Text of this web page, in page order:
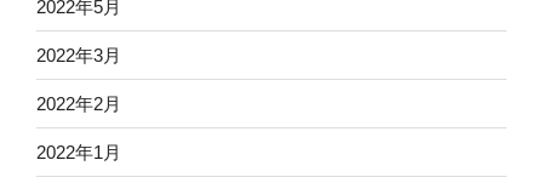
2022年5月
2022年3月
2022年2月
2022年1月